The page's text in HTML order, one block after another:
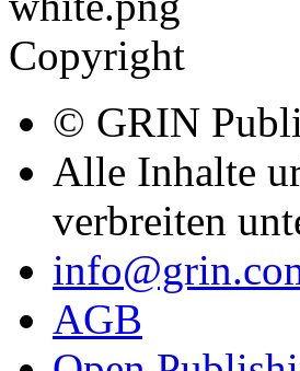
Über GRIN
Der GRIN
akademischer
Verlag steht
Generated